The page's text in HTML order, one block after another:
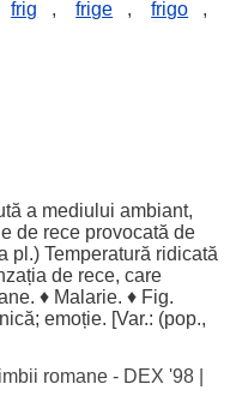
frig , frige , frigo ,
a mediului ambiant,
de rece provocată de
pl.) Temperatură ridicată
de rece, care
. ♦ Malarie. ♦ Fig.
; emoție. [Var.: (pop.,
romane - DEX '98|